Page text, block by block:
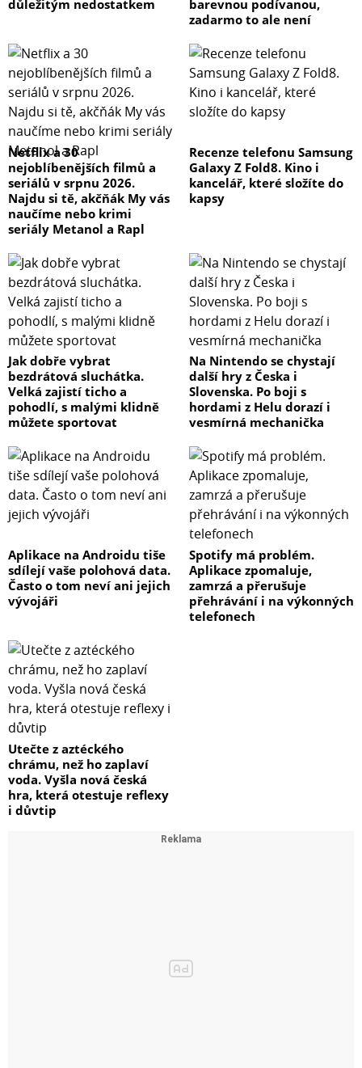
důležitým nedostatkem
barevnou podívanou,
zadarmo to ale není
Netflix a 30
nejoblíbenějších filmů a
seriálů v srpnu 2026.
Najdu si tě, akčňák My vás
naučíme nebo krimi
seriály Metanol a Rapl
Recenze telefonu Samsung
Galaxy Z Fold8. Kino i
kancelář, které složíte do
kapsy
Jak dobře vybrat
bezdrátová sluchátka.
Velká zajistí ticho a
pohodlí, s malými klidně
můžete sportovat
Na Nintendo se chystají
další hry z Česka i
Slovenska. Po boji s
hordami z Helu dorazí i
vesmírná mechanička
Aplikace na Androidu tiše
sdílejí vaše polohová data.
Často o tom neví ani jejich
vývojáři
Spotify má problém.
Aplikace zpomaluje,
zamrzá a přerušuje
přehrávání i na výkonných
telefonech
Utečte z aztéckého
chrámu, než ho zaplaví
voda. Vyšla nová česká
hra, která otestuje reflexy
i důvtip